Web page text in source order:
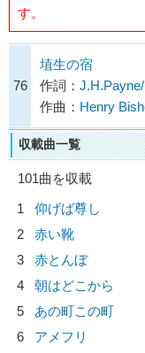
す。
76
埴生の宿
作詞：
作曲： Henry
収載曲一覧
101曲を収載
1
仰げば尊し
2
赤い靴
3
赤とんぼ
4
朝はどこから
5
あの町この町
6
アメフリ